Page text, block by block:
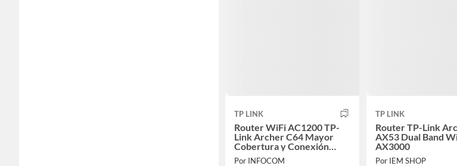
TP LINK
Router WiFi AC1200 TP-
Link Archer C64 Mayor
Cobertura y Conexión
Dual Band
Por INFOCOM
TP LINK
Router TP-Link
AX53 Dual Band
AX3000
Por IEM SHOP